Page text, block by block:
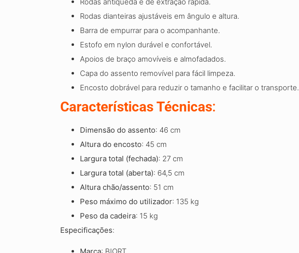
Rodas dianteiras ajustáveis em ângulo e altura.
Barra de empurrar para o acompanhante.
Estofo em nylon durável e confortável.
Apoios de braço amovíveis e almofadados.
Capa do assento removível para fácil limpeza.
Encosto dobrável para reduzir o tamanho e facilitar o transporte.
Características Técnicas:
Dimensão do assento: 46 cm
Altura do encosto: 45 cm
Largura total (fechada): 27 cm
Largura total (aberta): 64,5 cm
Altura chão/assento: 51 cm
Peso máximo do utilizador: 135 kg
Peso da cadeira: 15 kg
Especificações: